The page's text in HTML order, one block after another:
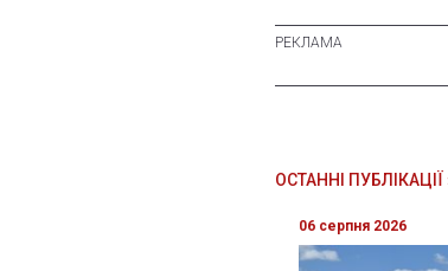
ОСТАННІ ПУБЛІКАЦІЇ
06 серпня 2026